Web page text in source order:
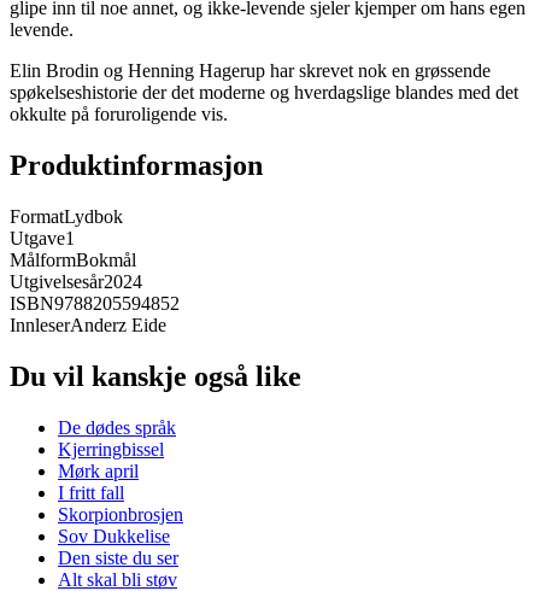
glipe inn til noe annet, og ikke-levende sjeler kjemper om hans egen
levende.
Elin Brodin og Henning Hagerup har skrevet nok en grøssende
spøkelseshistorie der det moderne og hverdagslige blandes med det
okkulte på foruroligende vis.
Produktinformasjon
FormatLydbok
Utgave1
MålformBokmål
Utgivelsesår2024
ISBN9788205594852
InnleserAnderz Eide
Du vil kanskje også like
De dødes språk
Kjerringbissel
Mørk april
I fritt fall
Skorpionbrosjen
Sov Dukkelise
Den siste du ser
Alt skal bli støv